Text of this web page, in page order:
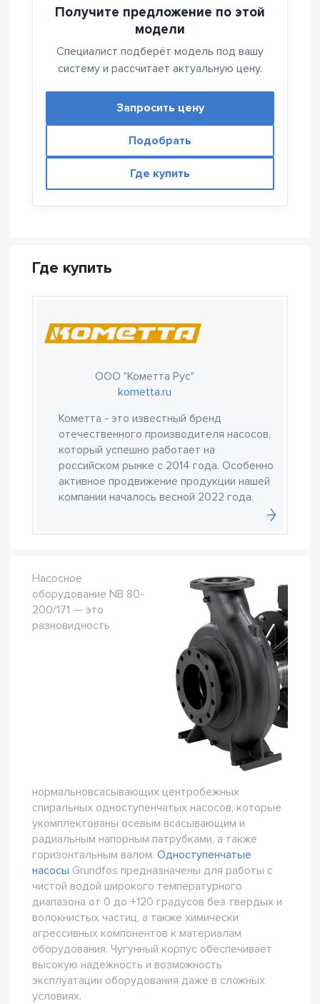
Получите предложение по этой
модели
Специалист подберёт модель под вашу
систему и рассчитает актуальную цену.
Запросить цену
Подобрать
Где купить
Где купить
ООО "Кометта Рус"
kometta.ru
Кометта - это известный бренд
отечественного производителя насосов,
который успешно работает на
российском рынке с 2014 года. Особенно
активное продвижение продукции нашей
компании началось весной 2022 года.
Насосное
оборудование NB 80-
200/171 — это
разновидность
нормальновсасывающих центробежных
спиральных одноступенчатых насосов, которые
укомплектованы осевым всасывающим и
радиальным напорным патрубками, а также
горизонтальным валом. Одноступенчатые
насосы Grundfos предназначены для работы с
чистой водой широкого температурного
диапазона от 0 до +120 градусов без твердых и
волокнистых частиц, а также химически
агрессивных компонентов к материалам
оборудования. Чугунный корпус обеспечивает
высокую надежность и возможность
эксплуатации оборудования даже в сложных
условиях.